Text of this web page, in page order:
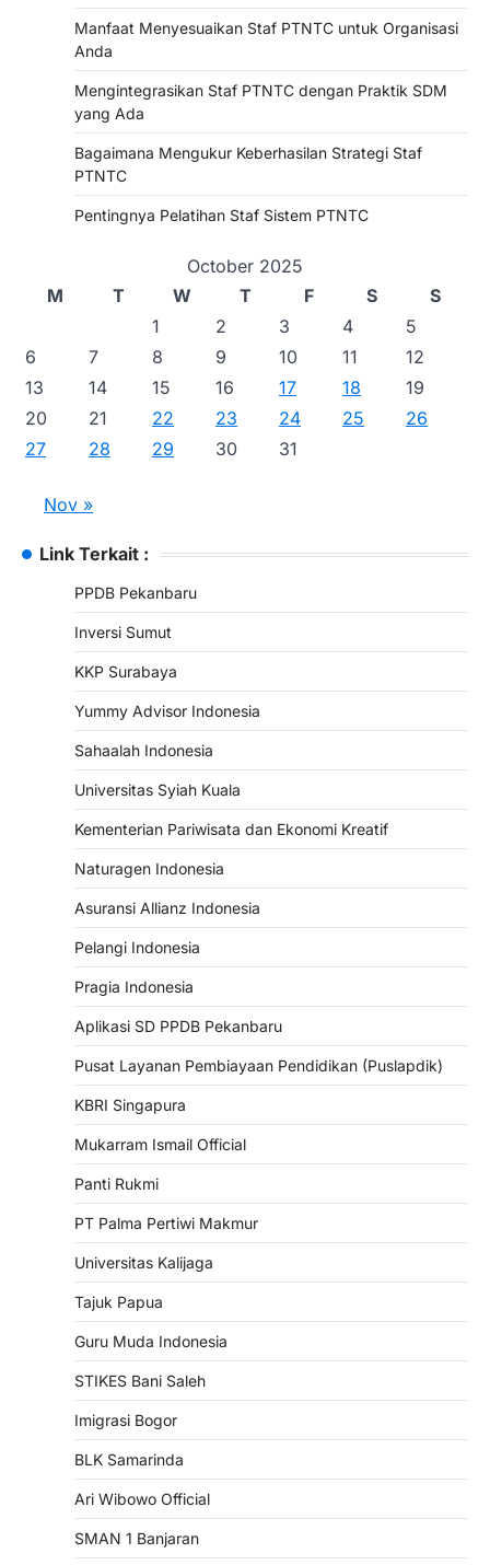
Manfaat Menyesuaikan Staf PTNTC untuk Organisasi
Anda
Mengintegrasikan Staf PTNTC dengan Praktik SDM
yang Ada
Bagaimana Mengukur Keberhasilan Strategi Staf
PTNTC
Pentingnya Pelatihan Staf Sistem PTNTC
October 2025
M
T W T F S
S
1
2 3 4
5
6
7 8 9 10 11
12
13
14 15 16 17 18
19
20
21 22 23 24 25
26
27
28 29 30 31
Nov »
Link Terkait :
PPDB Pekanbaru
Inversi Sumut
KKP Surabaya
Yummy Advisor Indonesia
Sahaalah Indonesia
Universitas Syiah Kuala
Kementerian Pariwisata dan Ekonomi Kreatif
Naturagen Indonesia
Asuransi Allianz Indonesia
Pelangi Indonesia
Pragia Indonesia
Aplikasi SD PPDB Pekanbaru
Pusat Layanan Pembiayaan Pendidikan (Puslapdik)
KBRI Singapura
Mukarram Ismail Official
Panti Rukmi
PT Palma Pertiwi Makmur
Universitas Kalijaga
Tajuk Papua
Guru Muda Indonesia
STIKES Bani Saleh
Imigrasi Bogor
BLK Samarinda
Ari Wibowo Official
SMAN 1 Banjaran